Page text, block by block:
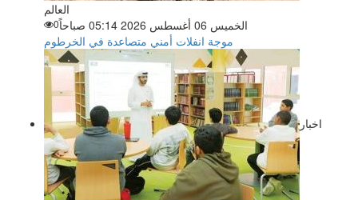
العالم
الخميس 06 أغسطس 2026 05:14 صباحاً
0
موجة انفلات أمني متصاعدة في الخرطوم
اخبار